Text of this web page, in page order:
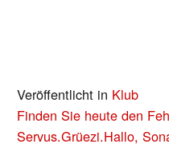
Veröffentlicht in Klub
BEITRAGS-
NAVIGATION
Finden Sie heute den
Servus.Grüezi.Hallo,